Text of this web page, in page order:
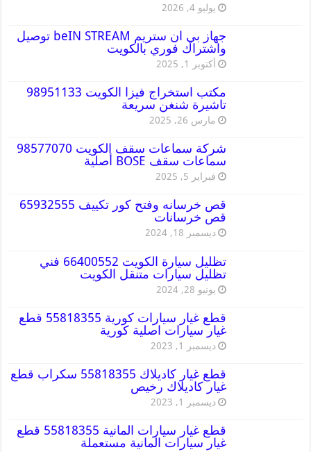
يوليو 4, 2026
جهاز بي ان ستريم beIN STREAM توصيل
واشتراك فوري بالكويت
أكتوبر 1, 2025
مكتب استخراج فيزا الكويت 98951133
تاشيرة شنغن سريعة
مارس 26, 2025
شركة سماعات سقف الكويت 98577070
سماعات سقف BOSE أصلية
فبراير 5, 2025
قص خرسانه وفتح كور تكييف 65932555
قص خرسانات
ديسمبر 18, 2024
تظليل سيارة الكويت 66400552 فني
تظليل سيارات متنقل الكويت
يونيو 28, 2024
قطع غيار سيارات كورية 55818355 قطع
غيار سيارات اصلية كورية
ديسمبر 1, 2023
قطع غيار كاديلاك 55818355 سكراب قطع
غيار كاديلاك رخيص
ديسمبر 1, 2023
قطع غيار سيارات المانية 55818355 قطع
غيار سيارات المانية مستعملة